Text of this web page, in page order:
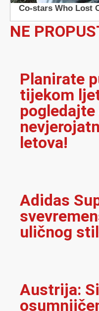
NE
Planirate
tijekom
pogledajte
letova!
Adidas
uličnog
Austrija: